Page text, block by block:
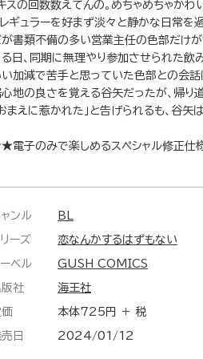
スの回数数えてんの。めちゃめちゃかわ
ギュラーを好まず淡々と静かな日常を
書類不備の多い営業主任の色部だけが
日、同期に無理やり参加させられた
加減で苦手と思っていた色部との会話
地の良さを覚える谷矢だったが、帰り
まえに惹かれた」と告げられるも、谷
電子のみで楽しめるスペシャル修正
ンル BL
ーズ 恋なんかするはずもない
ベル GUSH COMICS
社 海王社
本体725円 ＋ 税
日 2024/01/12